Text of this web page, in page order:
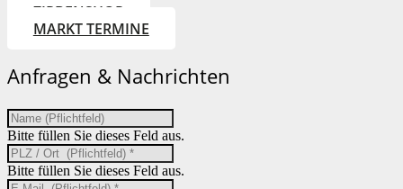
ZIRBENSHOP
MARKT TERMINE
Anfragen & Nachrichten
Bitte füllen Sie dieses Feld aus.
Bitte füllen Sie dieses Feld aus.